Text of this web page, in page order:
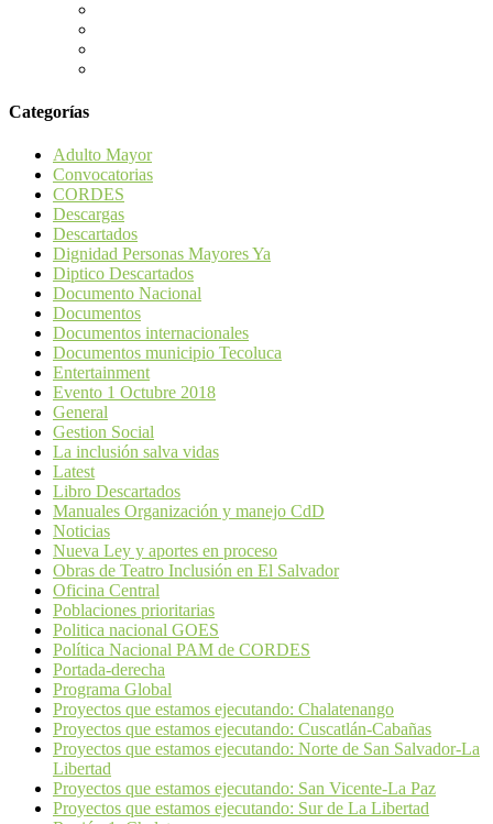
Categorías
Adulto Mayor
Convocatorias
CORDES
Descargas
Descartados
Dignidad Personas Mayores Ya
Diptico Descartados
Documento Nacional
Documentos
Documentos internacionales
Documentos municipio Tecoluca
Entertainment
Evento 1 Octubre 2018
General
Gestion Social
La inclusión salva vidas
Latest
Libro Descartados
Manuales Organización y manejo CdD
Noticias
Nueva Ley y aportes en proceso
Obras de Teatro Inclusión en El Salvador
Oficina Central
Poblaciones prioritarias
Politica nacional GOES
Política Nacional PAM de CORDES
Portada-derecha
Programa Global
Proyectos que estamos ejecutando: Chalatenango
Proyectos que estamos ejecutando: Cuscatlán-Cabañas
Proyectos que estamos ejecutando: Norte de San Salvador-La
Libertad
Proyectos que estamos ejecutando: San Vicente-La Paz
Proyectos que estamos ejecutando: Sur de La Libertad